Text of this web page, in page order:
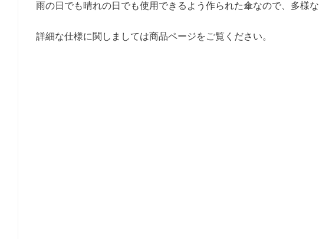
雨の日でも晴れの日でも使用できるよう作られた傘なので、多様
詳細な仕様に関しましては商品ページをご覧ください。